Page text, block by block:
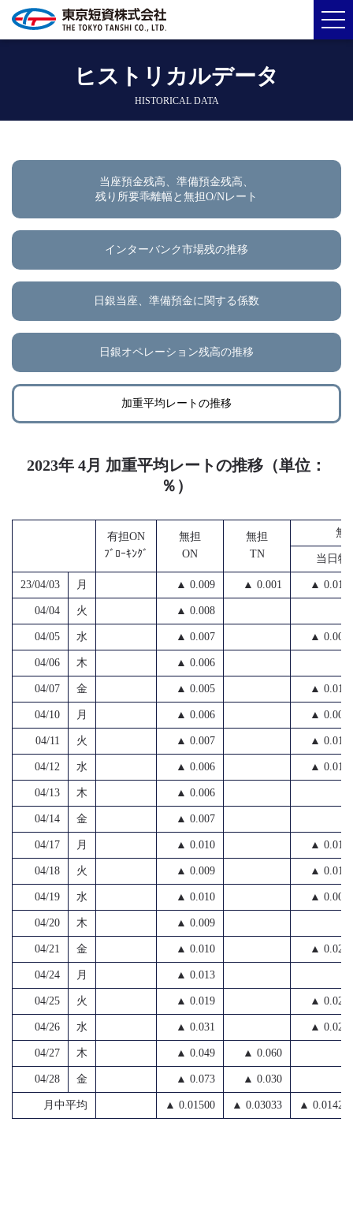
ヒストリカルデータ
HISTORICAL DATA
当座預金残高、準備預金残高、
残り所要乖離幅と無担O/Nレート
インターバンク市場残の推移
日銀当座、準備預金に関する係数
日銀オペレーション残高の推移
加重平均レートの推移
2023年 4月 加重平均レートの推移（単位：
％）
有担ON
ﾌﾞﾛｰｷﾝｸﾞ
無担
ON
無担
TN
無
当日物
23/04/03 月 ▲ 0.009 ▲ 0.001 ▲ 0.016
04/04 火 ▲ 0.008
04/05 水 ▲ 0.007 ▲ 0.007
04/06 木 ▲ 0.006
04/07 金 ▲ 0.005 ▲ 0.010
04/10 月 ▲ 0.006 ▲ 0.007
04/11 火 ▲ 0.007 ▲ 0.019
04/12 水 ▲ 0.006 ▲ 0.010
04/13 木 ▲ 0.006
04/14 金 ▲ 0.007
04/17 月 ▲ 0.010 ▲ 0.013
04/18 火 ▲ 0.009 ▲ 0.018
04/19 水 ▲ 0.010 ▲ 0.008
04/20 木 ▲ 0.009
04/21 金 ▲ 0.010 ▲ 0.023
04/24 月 ▲ 0.013
04/25 火 ▲ 0.019 ▲ 0.020
04/26 水 ▲ 0.031 ▲ 0.020
04/27 木 ▲ 0.049 ▲ 0.060
04/28 金 ▲ 0.073 ▲ 0.030
月中平均 ▲ 0.01500 ▲ 0.03033 ▲ 0.01425